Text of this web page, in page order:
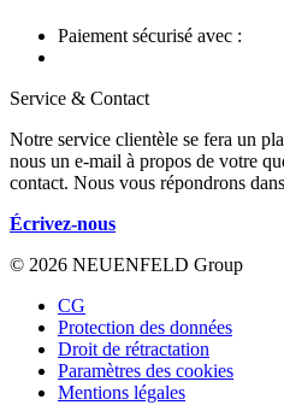
Paiement sécurisé avec :
Service & Contact
Notre service clientèle se fera un
nous un e-mail à propos de votre
contact. Nous vous répondrons
Écrivez-nous
© 2026 NEUENFELD Group
CG
Protection des données
Droit de rétractation
Paramètres des cookies
Mentions légales